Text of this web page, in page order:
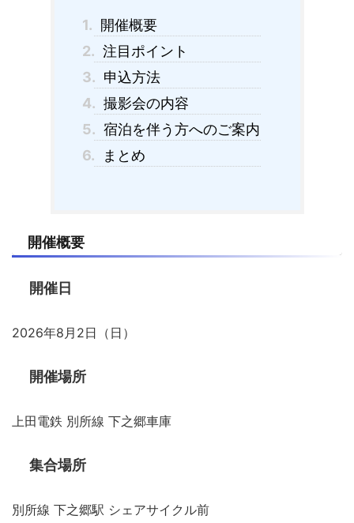
1. 開催概要
2. 注目ポイント
3. 申込方法
4. 撮影会の内容
5. 宿泊を伴う方へのご案内
6.
まとめ
開催概要
開催日
2026年8月2日（日）
開催場所
上田電鉄 別所線 下之郷車庫
集合場所
別所線 下之郷駅 シェアサイクル前